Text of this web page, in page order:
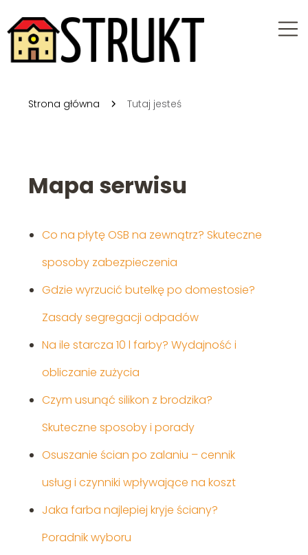
Strona główna Tutaj jesteś
Mapa serwisu
Co na płytę OSB na zewnątrz? Skuteczne
sposoby zabezpieczenia
Gdzie wyrzucić butelkę po domestosie?
Zasady segregacji odpadów
Na ile starcza 10 l farby? Wydajność i
obliczanie zużycia
Czym usunąć silikon z brodzika?
Skuteczne sposoby i porady
Osuszanie ścian po zalaniu – cennik
usług i czynniki wpływające na koszt
Jaka farba najlepiej kryje ściany?
Poradnik wyboru